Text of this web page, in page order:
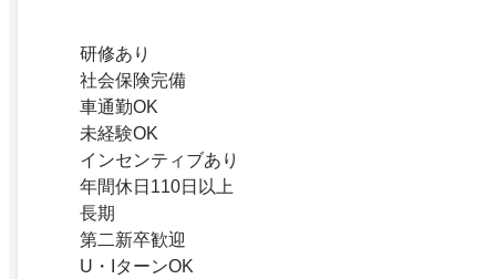
研修あり
社会保険完備
車通勤OK
未経験OK
インセンティブあり
年間休日110日以上
長期
第二新卒歓迎
U・IターンOK